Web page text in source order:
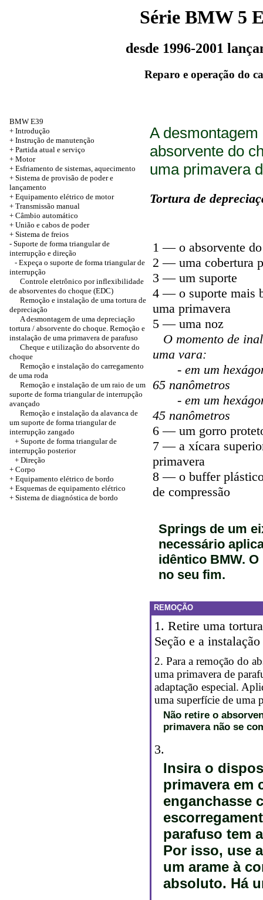
Série BMW 5
desde 1996-2001
Reparo e operação do
BMW E39
+ Introdução
+ Instrução de manutenção
+ Partida atual e serviço
+ Motor
+ Esfriamento de sistemas, aquecimento
+ Sistema de provisão de poder e
lançamento
+ Equipamento elétrico de motor
+ Transmissão manual
+ Câmbio automático
+ União e cabos de poder
+ Sistema de freios
- Suporte de forma triangular de
interrupção e direção
- Expeça o suporte de forma triangular de
interrupção
Controle eletrônico por inflexibilidade
de absorventes do choque (EDC)
Remoção e instalação de uma tortura de
depreciação
A desmontagem de uma depreciação
tortura / absorvente do choque. Remoção e
instalação de uma primavera de parafuso
Cheque e utilização do absorvente do
choque
Remoção e instalação do carregamento
de uma roda
Remoção e instalação de um raio de um
suporte de forma triangular de interrupção
avançado
Remoção e instalação da alavanca de
um suporte de forma triangular de
interrupção zangado
+ Suporte de forma triangular de
interrupção posterior
+ Direção
+ Corpo
+ Equipamento elétrico de bordo
+ Esquemas de equipamento elétrico
+ Sistema de diagnóstica de bordo
A
absorvente do
uma primavera
Tortura de
1 — o absorvente
2 — uma cobertura
3 — um suporte
4 — o suporte mais
uma primavera
5 — uma noz
O momento de
uma vara:
- em um
65 nanômetros
- em um
45 nanômetros
6 — um gorro
7 — a xícara
primavera
8 — o buffer
de compressão
Springs de um
necessário
idêntico BMW.
no seu fim.
REMOÇÃO
1. Retire uma
Seção e a
2. Para a remoção do
uma primavera de
adaptação especial.
uma superfície de uma
Não retire o
primavera não se
3.
Insira o
primavera em
enganchasse
parafuso tem
Por isso, use
um arame à
absoluto. Há